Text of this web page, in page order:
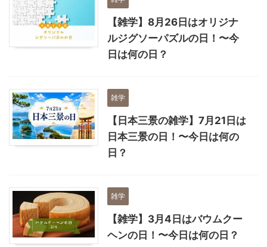
【雑学】8月26日はオリジナ
ルジグソーパズルの日！〜今
日は何の日？
雑学
【日本三景の雑学】7月21日は
日本三景の日！〜今日は何の
日？
雑学
【雑学】3月4日はバウムクー
ヘンの日！〜今日は何の日？